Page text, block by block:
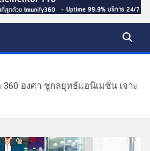
360 องศา ชูกลยุทธ์แอนิเมชั่น เจาะ